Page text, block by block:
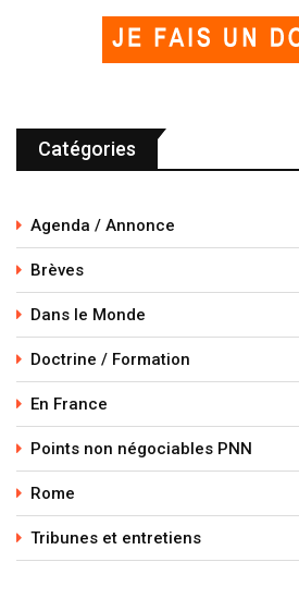
Catégories
Agenda / Annonce
Brèves
Dans le Monde
Doctrine / Formation
En France
Points non négociables PNN
Rome
Tribunes et entretiens